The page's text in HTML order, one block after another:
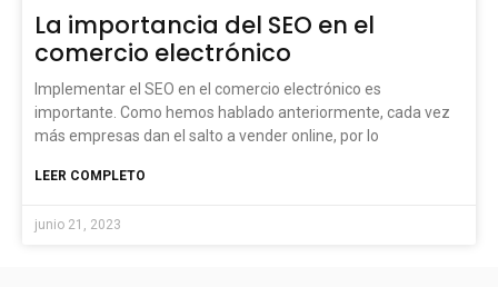
La importancia del SEO en el
comercio electrónico
Implementar el SEO en el comercio electrónico es
importante. Como hemos hablado anteriormente, cada vez
más empresas dan el salto a vender online, por lo
LEER COMPLETO
junio 21, 2023